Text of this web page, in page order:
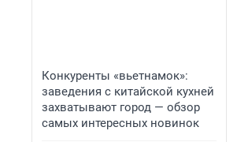
Конкуренты «вьетнамок»:
заведения с китайской кухней
захватывают город — обзор
самых интересных новинок